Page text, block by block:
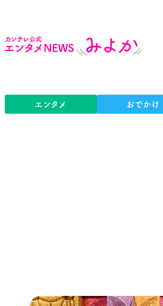
エンタメ おでかけ